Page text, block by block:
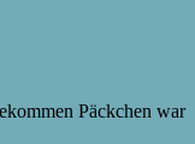
Päckchen war